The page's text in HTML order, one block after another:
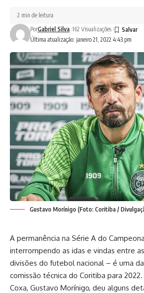
Última atualização: janeiro 21, 2022 4:43 pm
PorGabriel Silva 162 Visualizações
2 min de leitura
Gustavo Morínigo (Foto: Coritiba /
A permanência na Série A do
interrompendo as idas e vindas entre
divisões do futebol nacional – é uma
comissão técnica do Coritiba para
Coxa, Gustavo Morínigo, deu alguns